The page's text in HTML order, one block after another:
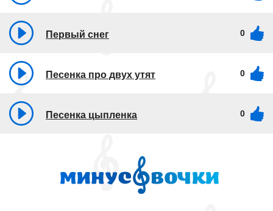
Первый снег 0
Песенка про двух утят 0
Песенка цыпленка 0